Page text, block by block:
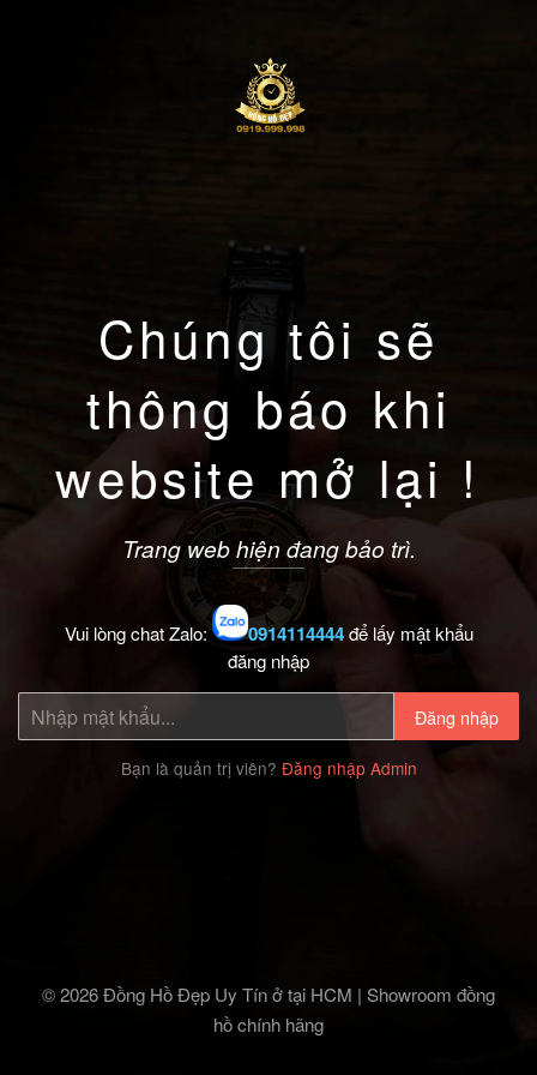
Chúng tôi sẽ
thông báo khi
website mở lại !
Trang web hiện đang bảo trì.
Vui lòng chat Zalo: 0914114444để lấy mật khẩu
đăng nhập
Đăng nhập
Bạn là quản trị viên? Đăng nhập Admin
© 2026 Đồng Hồ Đẹp Uy Tín ở tại HCM | Showroom đồng
hồ chính hãng‎